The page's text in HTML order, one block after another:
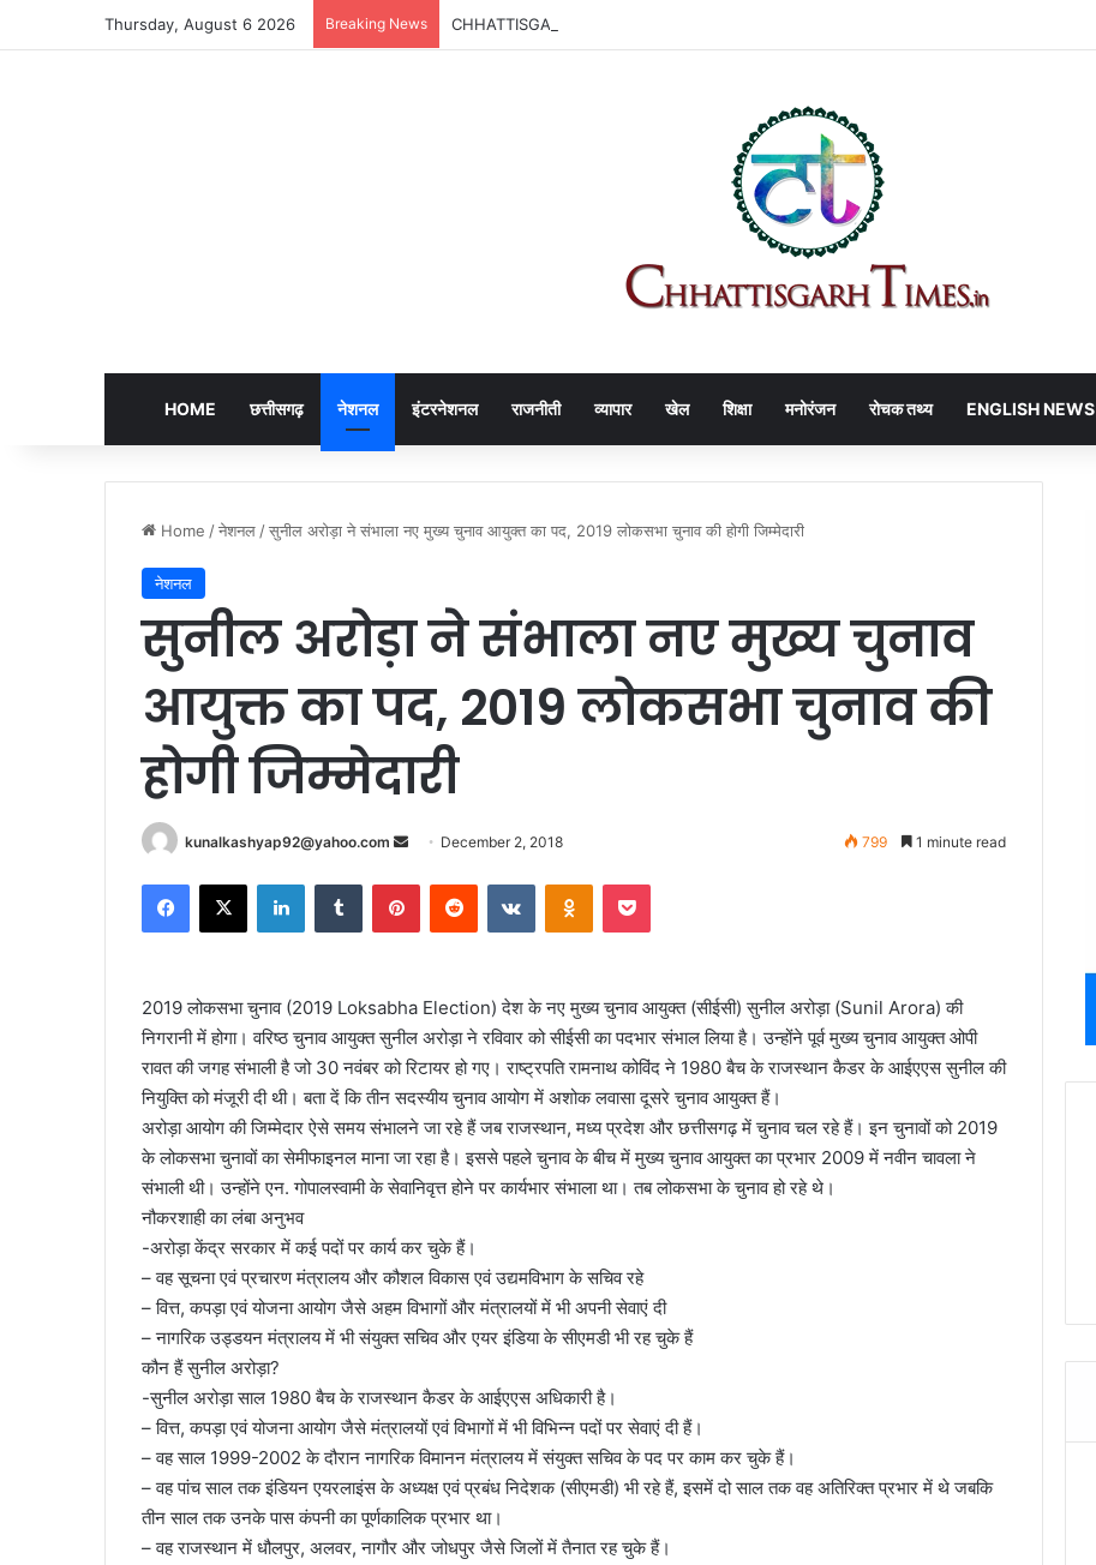
Thursday, August 6 2026 Breaking News CHHATTISGARH | DPI का बड़ा फैसला, हर JD-DEO कार्यालय में बनेगा नोडल अधिकारी
HOME छत्तीसगढ़ नेशनल इंटरनेशनल राजनीती व्यापार खेल शिक्षा मनोरंजन रोचक तथ्य ENGLISH NEWS
Home /नेशनल /सुनील अरोड़ा ने संभाला नए मुख्य चुनाव आयुक्त का पद, 2019 लोकसभा चुनाव की होगी जिम्मेदारी
नेशनल
सुनील अरोड़ा ने संभाला नए मुख्य चुनाव
आयुक्त का पद, 2019 लोकसभा चुनाव की
होगी जिम्मेदारी
kunalkashyap92@yahoo.com
Send December 2, 2018 799 1 minute read
Facebook
X LinkedInTumblr PinterestReddit VKontakteOdnoklassniki
Pocket
2019 लोकसभा चुनाव (2019 Loksabha Election) देश के नए मुख्य चुनाव आयुक्त (सीईसी) सुनील अरोड़ा (Sunil Arora) की
निगरानी में होगा। वरिष्ठ चुनाव आयुक्त सुनील अरोड़ा ने रविवार को सीईसी का पदभार संभाल लिया है। उन्होंने पूर्व मुख्य चुनाव आयुक्त ओपी
रावत की जगह संभाली है जो 30 नवंबर को रिटायर हो गए। राष्ट्रपति रामनाथ कोविंद ने 1980 बैच के राजस्थान कैडर के आईएएस सुनील की
नियुक्ति को मंजूरी दी थी। बता दें कि तीन सदस्यीय चुनाव आयोग में अशोक लवासा दूसरे चुनाव आयुक्त हैं।
अरोड़ा आयोग की जिम्मेदार ऐसे समय संभालने जा रहे हैं जब राजस्थान, मध्य प्रदेश और छत्तीसगढ़ में चुनाव चल रहे हैं। इन चुनावों को 2019
के लोकसभा चुनावों का सेमीफाइनल माना जा रहा है। इससे पहले चुनाव के बीच में मुख्य चुनाव आयुक्त का प्रभार 2009 में नवीन चावला ने
संभाली थी। उन्होंने एन. गोपालस्वामी के सेवानिवृत्त होने पर कार्यभार संभाला था। तब लोकसभा के चुनाव हो रहे थे।
नौकरशाही का लंबा अनुभव
-अरोड़ा केंद्र सरकार में कई पदों पर कार्य कर चुके हैं।
– वह सूचना एवं प्रचारण मंत्रालय और कौशल विकास एवं उद्यमविभाग के सचिव रहे
– वित्त, कपड़ा एवं योजना आयोग जैसे अहम विभागों और मंत्रालयों में भी अपनी सेवाएं दी
– नागरिक उड्डयन मंत्रालय में भी संयुक्त सचिव और एयर इंडिया के सीएमडी भी रह चुके हैं
कौन हैं सुनील अरोड़ा?
-सुनील अरोड़ा साल 1980 बैच के राजस्थान कैडर के आईएएस अधिकारी है।
– वित्त, कपड़ा एवं योजना आयोग जैसे मंत्रालयों एवं विभागों में भी विभिन्न पदों पर सेवाएं दी हैं।
– वह साल 1999-2002 के दौरान नागरिक विमानन मंत्रालय में संयुक्त सचिव के पद पर काम कर चुके हैं।
– वह पांच साल तक इंडियन एयरलाइंस के अध्यक्ष एवं प्रबंध निदेशक (सीएमडी) भी रहे हैं, इसमें दो साल तक वह अतिरिक्त प्रभार में थे जबकि
तीन साल तक उनके पास कंपनी का पूर्णकालिक प्रभार था।
– वह राजस्थान में धौलपुर, अलवर, नागौर और जोधपुर जैसे जिलों में तैनात रह चुके हैं।